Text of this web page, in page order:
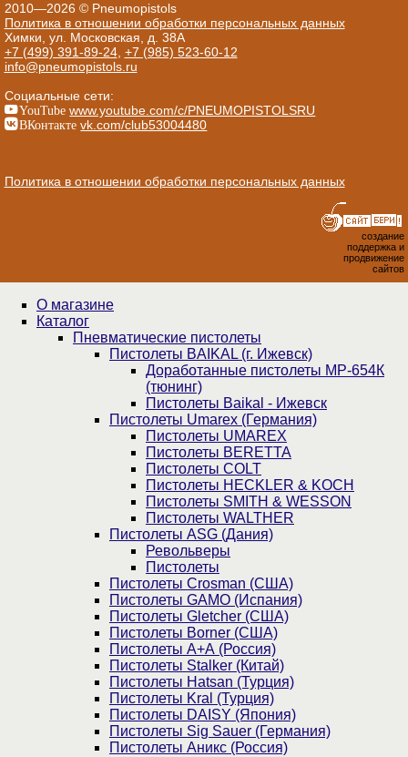
2010—2026 © Pneumopistols
Политика в отношении обработки персональных данных
Химки, ул. Московская, д. 38А
+7 (499) 391-89-24, +7 (985) 523-60-12
info@pneumopistols.ru
Социальные сети:
YouTube www.youtube.com/c/PNEUMOPISTOLSRU
ВКонтакте vk.com/club53004480
Политика в отношении обработки персональных данных
создание
поддержка и
продвижение
сайтов
О магазине
Каталог
Пнев­ма­ти­чес­кие пистолеты
Пистолеты BAIKAL (г. Ижевск)
Доработанные пистолеты МР-654К
(тюнинг)
Пистолеты Baikal - Ижевск
Пистолеты Umarex (Германия)
Пистолеты UMAREX
Пистолеты BERETTA
Пистолеты COLT
Пистолеты HECKLER & KOCH
Пистолеты SMITH & WESSON
Пистолеты WALTHER
Пистолеты ASG (Дания)
Револьверы
Пистолеты
Пистолеты Crosman (США)
Пистолеты GAMO (Испания)
Пистолеты Gletcher (США)
Пистолеты Borner (США)
Пистолеты А+А (Россия)
Пистолеты Stalker (Китай)
Пистолеты Hatsan (Турция)
Пистолеты Kral (Турция)
Пистолеты DAISY (Япония)
Пистолеты Sig Sauer (Германия)
Пистолеты Аникс (Россия)